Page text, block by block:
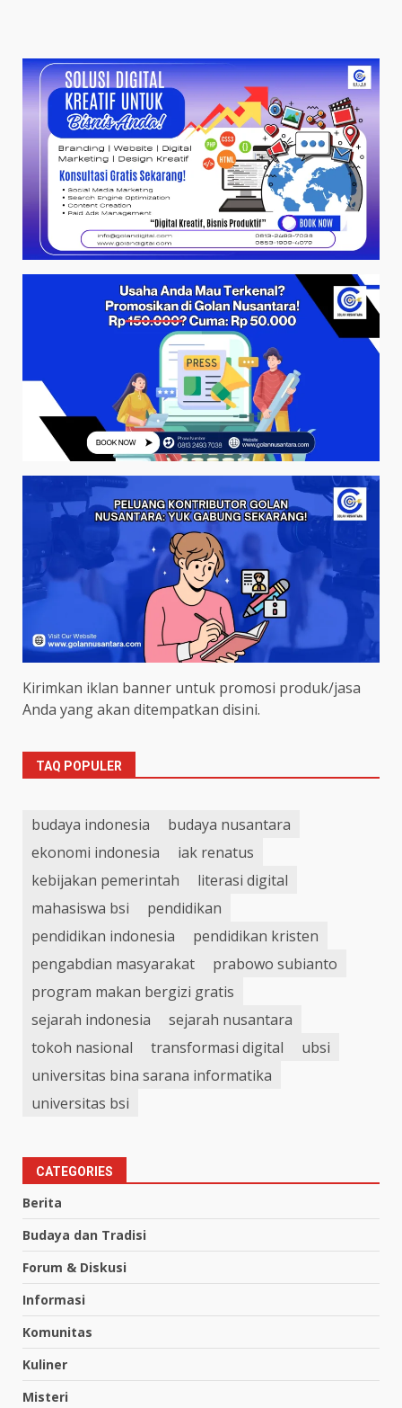
Kirimkan iklan banner untuk promosi produk/jasa
Anda yang akan ditempatkan disini.
TAQ POPULER
budaya indonesia
budaya nusantara
ekonomi indonesia
iak renatus
kebijakan pemerintah
literasi digital
mahasiswa bsi
pendidikan
pendidikan indonesia
pendidikan kristen
pengabdian masyarakat
prabowo subianto
program makan bergizi gratis
sejarah indonesia
sejarah nusantara
tokoh nasional
transformasi digital
ubsi
universitas bina sarana informatika
universitas bsi
CATEGORIES
Berita
Budaya dan Tradisi
Forum & Diskusi
Informasi
Komunitas
Kuliner
Misteri